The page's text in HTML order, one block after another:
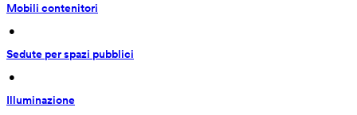
Mobili contenitori
•
Sedute per spazi pubblici
•
Illuminazione